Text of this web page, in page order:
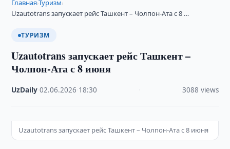
Главная›Туризм›
Uzautotrans запускает рейс Ташкент – Чолпон-Ата с 8 …
ТУРИЗМ
Uzautotrans запускает рейс Ташкент –
Чолпон-Ата с 8 июня
UzDaily ·02.06.2026 18:30 3088 views
Uzautotrans запускает рейс Ташкент – Чолпон-Ата с 8 июня